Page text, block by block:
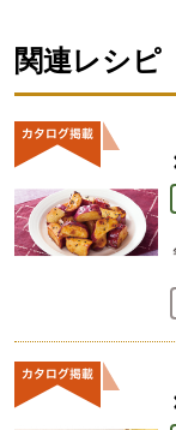
関連レシピ